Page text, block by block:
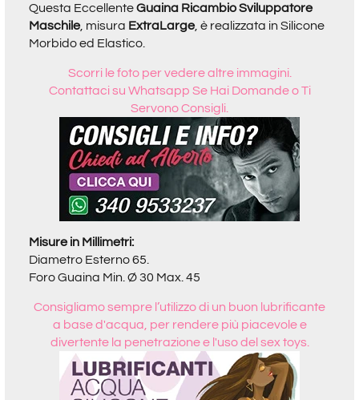
Questa EccellenteGuaina RicambioSviluppatore
Maschile, misura ExtraLarge, è realizzata in Silicone
Morbido ed Elastico
Scorri le foto per vedere altre immagini.
Contattaci su Whatsapp Se Hai Domande o Ti
Servono Consigli.
Misure in Millimetri:
Diametro Esterno 65.
Foro Guaina Min. Ø 30 Max. 45
Consigliamo sempre l’utilizzo di un buon lubrificante
a base d'acqua, per rendere più piacevole e
divertente la penetrazione e l'uso del sex toys.